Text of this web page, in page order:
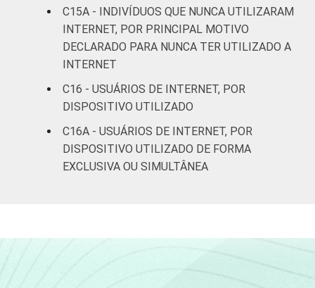
SM
98 2
Não tem
Não sabe
Não
respondeu
89
C15A - INDIVÍDUOS QUE NUNCA UTILIZARAM
INTERNET, POR PRINCIPAL MOTIVO
DECLARADO PARA NUNCA TER UTILIZADO A
INTERNET
C16 - USUÁRIOS DE INTERNET, POR
DISPOSITIVO UTILIZADO
C16A - USUÁRIOS DE INTERNET, POR
DISPOSITIVO UTILIZADO DE FORMA
EXCLUSIVA OU SIMULTÂNEA